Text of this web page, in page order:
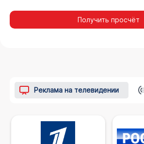
Получить просчёт
Реклама на телевидении